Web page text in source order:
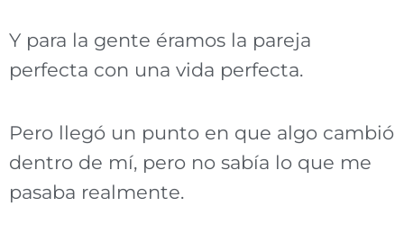
Y para la gente éramos la pareja
perfecta con una vida perfecta.
Pero llegó un punto en que algo cambió
dentro de mí, pero no sabía lo que me
pasaba realmente.